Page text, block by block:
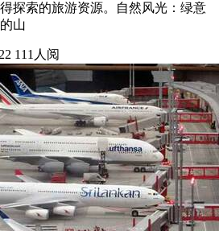
探索的旅游资源。自然风光：绿意
山
111人阅